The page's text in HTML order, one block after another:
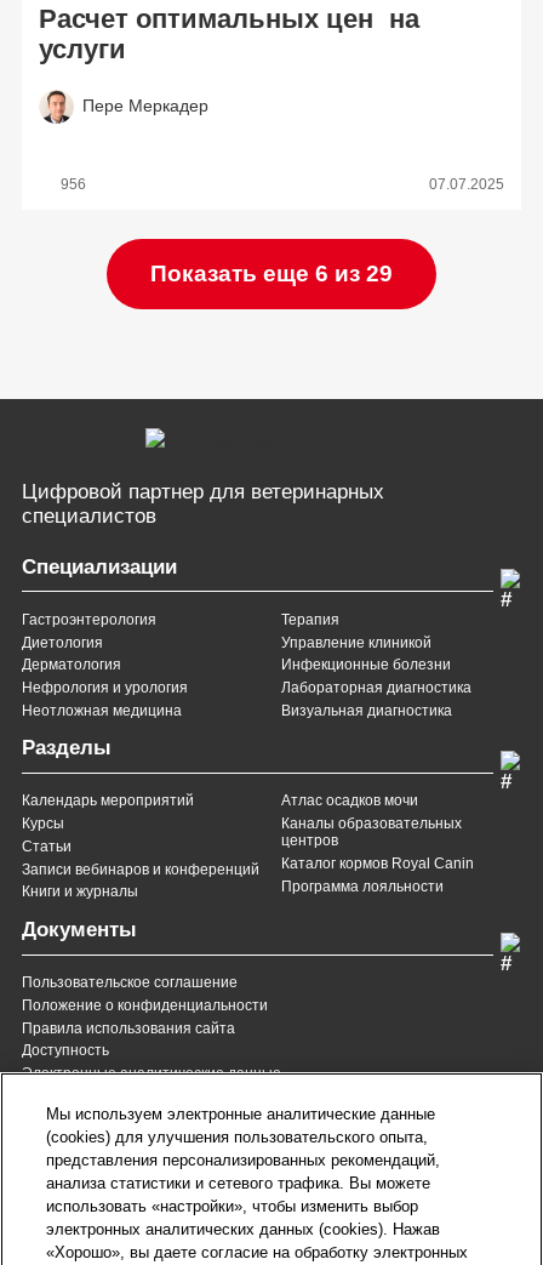
Расчет оптимальных цен на
услуги
Пере Меркадер
956 07.07.2025
Показать еще 6 из 29
Цифровой партнер для ветеринарных
специалистов
Специализации
Гастроэнтерология
Диетология
Дерматология
Нефрология и урология
Неотложная медицина
Терапия
Управление клиникой
Инфекционные болезни
Лабораторная диагностика
Визуальная диагностика
Разделы
Календарь мероприятий
Курсы
Статьи
Записи вебинаров и конференций
Книги и журналы
Атлас осадков мочи
Каналы образовательных
центров
Каталог кормов Royal Canin
Программа лояльности
Документы
Пользовательское соглашение
Положение о конфиденциальности
Правила использования сайта
Доступность
Электронные аналитические данные
8 (800) 200-37-35
Служба Заботы для России
звонок бесплатный для
всех регионов России
8 (820) 007-137-35
Служба Заботы для
Республики Беларусь
contact@royalcanin.ru
Карта сайта
Мы используем электронные аналитические данные
(cookies) для улучшения пользовательского опыта,
представления персонализированных рекомендаций,
анализа статистики и сетевого трафика. Вы можете
использовать «настройки», чтобы изменить выбор
электронных аналитических данных (cookies). Нажав
«Хорошо», вы даете согласие на обработку электронных